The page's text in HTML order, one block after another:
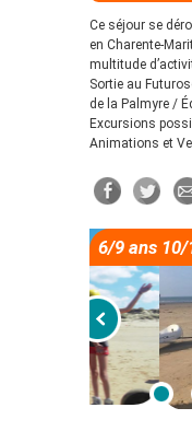
Ce séjour se
en Charente-
multitude
Sortie au
de la Palmyre /
Excursions
Animations et
6/9 ans 10/